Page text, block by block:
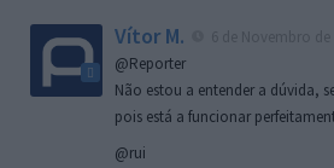
Vítor M.
@Reporter
Não estou a entender a dúvida,
pois está a funcionar
@rui